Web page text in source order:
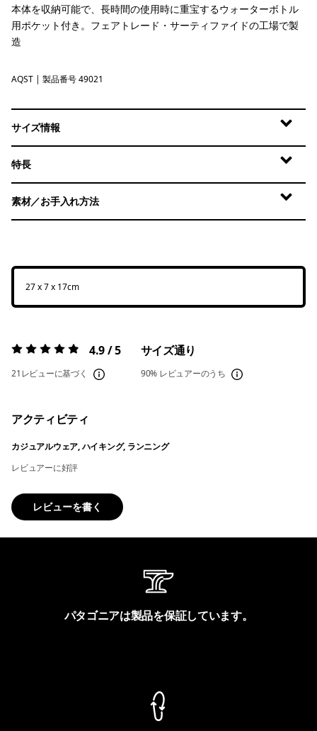
本体を収納可能で、長時間の使用時に重宝するウォーターボトル
用ポケット付き。フェアトレード・サーティファイドの工場で製
造
Aqua Stone
AQST | 製品番号 49021
サイズ情報
特長
素材／お手入れ方法
27 x 7 x 17cm
評価:4.9 / 5 4.9 / 5
21レビューに基づく
サイズ通り
90% レビュアーのうち
アクティビティ
カジュアルウェア, ハイキング, ランニング
レビュアーに好評
レビューを書く
パタゴニアは製品を保証しています。